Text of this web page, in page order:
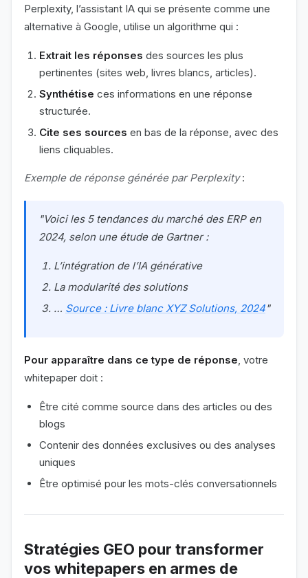
Perplexity, l’assistant IA qui se présente comme une
alternative à Google, utilise un algorithme qui :
Extrait les réponses des sources les plus
pertinentes (sites web, livres blancs, articles).
Synthétise ces informations en une réponse
structurée.
Cite ses sources en bas de la réponse, avec des
liens cliquables.
Exemple de réponse générée par Perplexity:
"Voici les 5 tendances du marché des ERP en
2024, selon une étude de Gartner :
L’intégration de l’IA générative
La modularité des solutions
… Source : Livre blanc XYZ Solutions, 2024"
Pour apparaître dans ce type de réponse, votre
whitepaper doit :
Être cité comme source dans des articles ou des
blogs
Contenir des données exclusives ou des analyses
uniques
Être optimisé pour les mots-clés conversationnels
Stratégies GEO pour transformer
vos whitepapers en armes de